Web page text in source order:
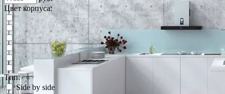
Цвет корпуса:
Тип:
Side by side